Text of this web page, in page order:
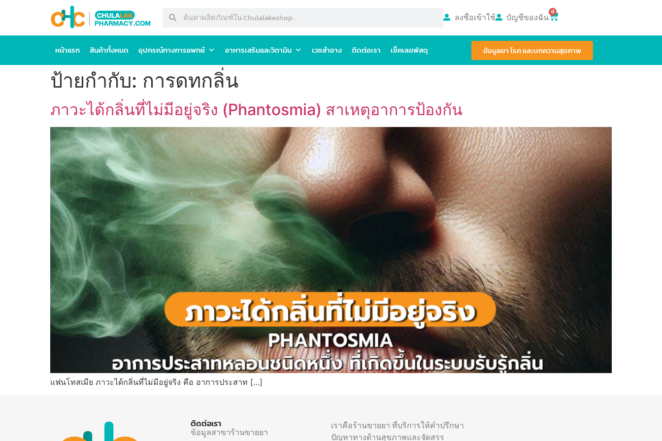
ลงชื่อเข้าใช้ บัญชีของฉัน 0
หน้าแรก สินค้าทั้งหมด อุปกรณ์ทางการแพทย์ อาหารเสริมและวิตามิน เวชสำอาง ติดต่อเรา เช็คเลขพัสดุ ข้อมูลยา โรค และบทความสุขภาพ
ป้ายกำกับ: การดทกลิ่น
ภาวะได้กลิ่นที่ไม่มีอยู่จริง (Phantosmia) สาเหตุอาการป้องกัน
แฟนโทสเมีย ภาวะได้กลิ่นที่ไม่มีอยู่จริง คือ อาการประสาท […]
ติดต่อเรา
ข้อมูลสาขาร้านขายยา
เราคือร้านขายยา ที่บริการให้คำปรึกษา
ปัญหาทางด้านสุขภาพและจัดสรร